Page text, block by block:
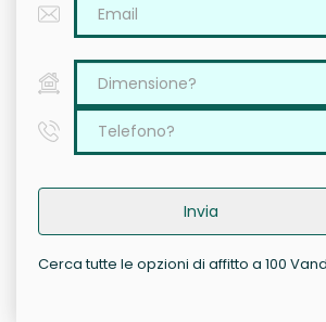
Invia
Cerca tutte le opzioni di affitto a 100